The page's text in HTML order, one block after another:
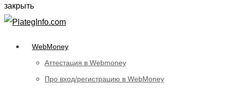
закрыть
WebMoney
Аттестация в Webmoney
Про вход/регистрацию в WebMoney